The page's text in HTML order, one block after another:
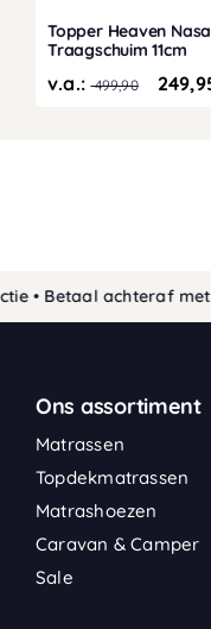
Topper Heaven Nasa
Traagschuim 11cm
v.a.:499,90
achteraf met
Ons assortiment
Matrassen
Topdekmatrassen
Matrashoezen
Caravan & Camper
Sale